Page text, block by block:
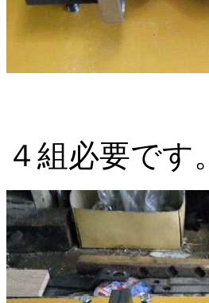
４組必要です。